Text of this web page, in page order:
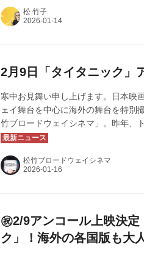
松 竹子
2月9日「タイタニック」
寒中お見舞い申し上げます。日本映
ェイ舞台を中心に海外の舞台を特別
竹ブロードウェイシネマ」。昨年、
品を「松竹ブロードウェイシネマ
場トップ5位で大ヒット公開いたし
き、下記の内容でアンコール上映を
松竹ブロードウェイシネマ
㊗2/9アンコール上映決
ク」！海外の各国版も大